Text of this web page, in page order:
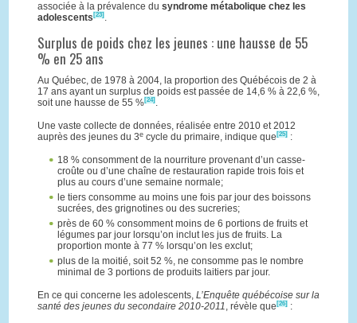
associée à la prévalence du syndrome métabolique chez les
adolescents[23].
Surplus de poids chez les jeunes : une hausse de 55
% en 25 ans
Au Québec, de 1978 à 2004, la proportion des Québécois de 2 à
17 ans ayant un surplus de poids est passée de 14,6 % à 22,6 %,
soit une hausse de 55 %[24].
Une vaste collecte de données, réalisée entre 2010 et 2012
auprès des jeunes du 3ecycle du primaire, indique que[25]:
18 % consomment de la nourriture provenant d’un casse-
croûte ou d’une chaîne de restauration rapide trois fois et
plus au cours d’une semaine normale;
le tiers consomme au moins une fois par jour des boissons
sucrées, des grignotines ou des sucreries;
près de 60 % consomment moins de 6 portions de fruits et
légumes par jour lorsqu’on inclut les jus de fruits. La
proportion monte à 77 % lorsqu’on les exclut;
plus de la moitié, soit 52 %, ne consomme pas le nombre
minimal de 3 portions de produits laitiers par jour.
En ce qui concerne les adolescents, L’Enquête québécoise sur la
santé des jeunes du secondaire 2010-2011, révèle que[26]: